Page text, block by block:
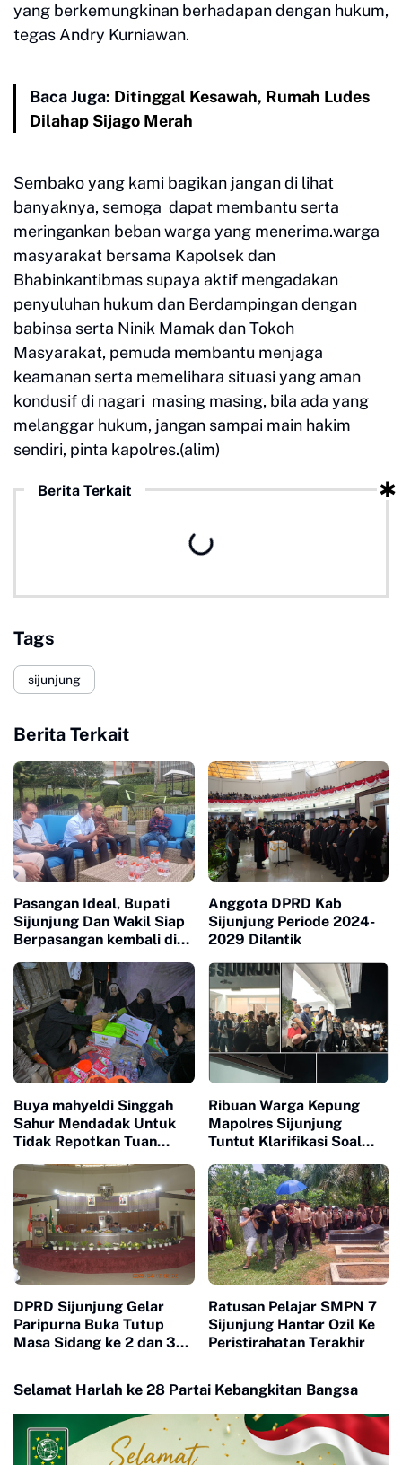
yang berkemungkinan berhadapan dengan hukum,
tegas Andry Kurniawan.
Baca Juga: Ditinggal Kesawah, Rumah Ludes
Dilahap Sijago Merah
Sembako yang kami bagikan jangan di lihat
banyaknya, semoga dapat membantu serta
meringankan beban warga yang menerima.warga
masyarakat bersama Kapolsek dan
Bhabinkantibmas supaya aktif mengadakan
penyuluhan hukum dan Berdampingan dengan
babinsa serta Ninik Mamak dan Tokoh
Masyarakat, pemuda membantu menjaga
keamanan serta memelihara situasi yang aman
kondusif di nagari masing masing, bila ada yang
melanggar hukum, jangan sampai main hakim
sendiri, pinta kapolres.(alim)
Berita Terkait
Tags
sijunjung
Berita Terkait
Pasangan Ideal, Bupati
Sijunjung Dan Wakil Siap
Berpasangan kembali di
Anggota DPRD Kab
Sijunjung Periode 2024-
2029 Dilantik
Buya mahyeldi Singgah
Sahur Mendadak Untuk
Tidak Repotkan Tuan
Ribuan Warga Kepung
Mapolres Sijunjung
Tuntut Klarifikasi Soal
DPRD Sijunjung Gelar
Paripurna Buka Tutup
Masa Sidang ke 2 dan 3
Ratusan Pelajar SMPN 7
Sijunjung Hantar Ozil Ke
Peristirahatan Terakhir
Selamat Harlah ke 28 Partai Kebangkitan Bangsa